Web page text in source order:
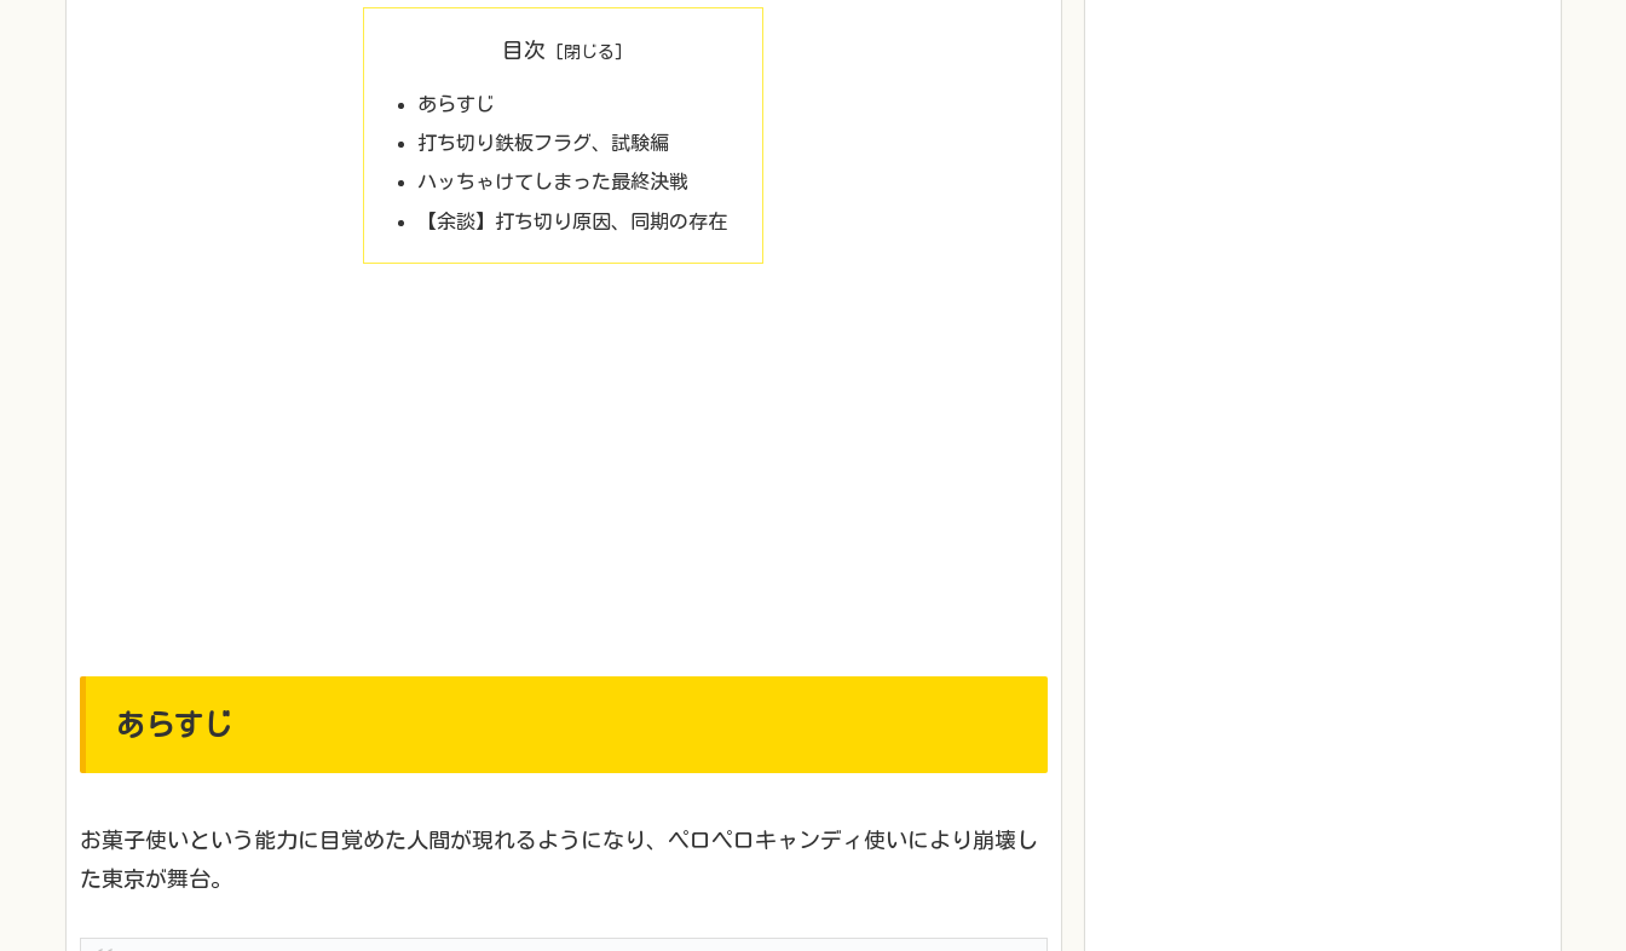
目次
あらすじ
打ち切り鉄板フラグ、試験編
ハッちゃけてしまった最終決戦
【余談】打ち切り原因、同期の存在
あらすじ
お菓子使いという能力に目覚めた人間が現れるようになり、ペロペロキャンディ使いにより崩壊し
た東京が舞台。